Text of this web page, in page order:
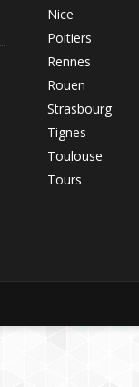
Nice
Poitiers
Rennes
Rouen
Strasbourg
Tignes
Toulouse
Tours